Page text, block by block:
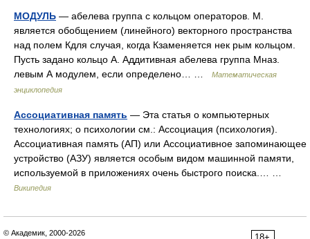
МОДУЛЬ — абелева группа с кольцом операторов. М.
является обобщением (линейного) векторного пространства
над полем Кдля случая, когда Кзаменяется нек рым кольцом.
Пусть задано кольцо А. Аддитивная абелева группа Мназ.
левым А модулем, если определено… …
Математическая
энциклопедия
Ассоциативная память — Эта статья о компьютерных
технологиях; о психологии см.: Ассоциация (психология).
Ассоциативная память (АП) или Ассоциативное запоминающее
устройство (АЗУ) является особым видом машинной памяти,
используемой в приложениях очень быстрого поиска.… …
Википедия
© Академик, 2000-2026